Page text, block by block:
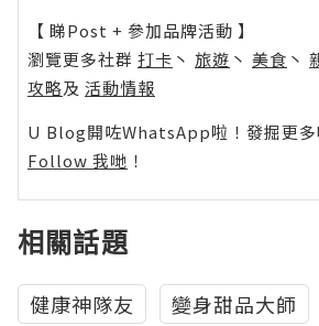
【 睇Post + 參加品牌活動 】
瀏覽更多社群 打卡 丶 旅遊 丶 美食 丶
攻略及 活動情報
U Blog開咗WhatsApp啦！發掘更多
Follow 我哋 ！
相關話題
健康神隊友 變身甜品大師